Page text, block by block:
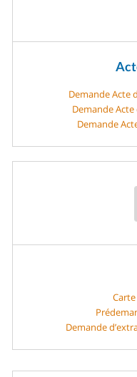
Demande Acte
Demande Acte
Demande
Demande